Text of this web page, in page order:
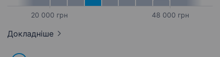
20 000 грн 48 000 грн
Докладніше